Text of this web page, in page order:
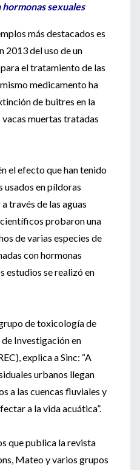
sexuales
más destacados es
2013 del uso de un
el tratamiento de las
medicamento ha
de buitres en la
muertas tratadas
el efecto que han tenido
en píldoras
través de las aguas
probaron una
de varias especies de
con hormonas
estudios se realizó en
de toxicología de
Investigación en
explica a Sinc: “A
urbanos llegan
a las cuencas fluviales y
a la vida acuática”.
que publica la revista
Mateo y varios grupos